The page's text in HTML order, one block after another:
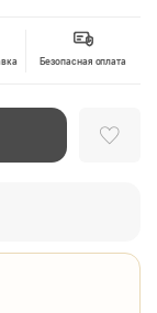
Безопасная оплата